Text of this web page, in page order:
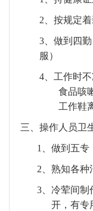
2 、按规定
3 、做到四
服）
4 、工作时
食品咳
工作鞋
三、 操作人员卫
1、 做到五专
2、 熟知各种
3、 冷荤间制
开，有专